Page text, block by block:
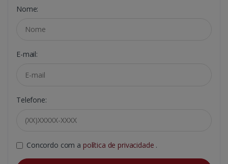
Nome:
E-mail:
Telefone:
Concordo com a política de privacidade .